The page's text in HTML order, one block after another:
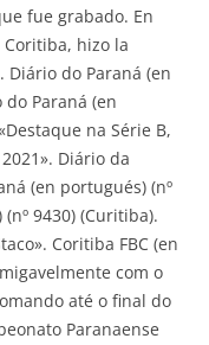
fue grabado. En
Coritiba, hizo la
do Paraná (en
do Paraná (en
na Série B,
Diário da
(en portugués) (nº
9430) (Curitiba).
Coritiba FBC (en
com o
até o final do
Paranaense